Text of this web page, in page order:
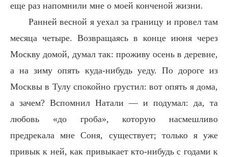
еще раз напомнили мне о моей конченой жизни.
Ранней весной я уехал за границу и провел там
месяца четыре. Возвращаясь в конце июня через
Москву домой, думал так: проживу осень в деревне,
а на зиму опять куда-нибудь уеду. По дороге из
Москвы в Тулу спокойно грустил: вот опять я дома,
а зачем? Вспомнил Натали — и подумал: да, та
любовь «до гроба», которую насмешливо
предрекала мне Соня, существует; только я уже
привык к ней, как привыкает кто-нибудь с годами к